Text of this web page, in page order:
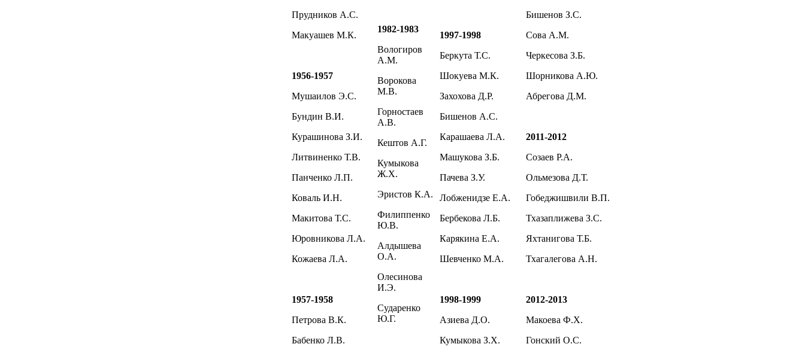
Прудников А.С.
Макуашев М.К.
1956-1957
Мушаилов Э.С.
Бундин В.И.
Курашинова З.И.
Литвиненко Т.В.
Панченко Л.П.
Коваль И.Н.
Макитова Т.С.
Юровникова Л.А.
Кожаева Л.А.
1957-1958
Петрова В.К.
Бабенко Л.В.
1982-1983
Вологиров
А.М.
Ворокова
М.В.
Горностаев
А.В.
Кештов А.Г.
Кумыкова
Ж.Х.
Эристов К.А.
Филиппенко
Ю.В.
Алдышева
О.А.
Олесинова
И.Э.
Сударенко
Ю.Г.
1997-1998
Беркута Т.С.
Шокуева М.К.
Захохова Д.Р.
Бишенов А.С.
Карашаева Л.А.
Машукова З.Б.
Пачева З.У.
Лобженидзе Е.А.
Бербекова Л.Б.
Карякина Е.А.
Шевченко М.А.
1998-1999
Азиева Д.О.
Кумыкова З.Х.
Бишенов З.С.
Сова А.М.
Черкесова З.Б.
Шорникова А.Ю.
Абрегова Д.М.
2011-2012
Созаев Р.А.
Ольмезова Д.Т.
Гобеджишвили В.П.
Тхазаплижева З.С.
Яхтанигова Т.Б.
Тхагалегова А.Н.
2012-2013
Макоева Ф.Х.
Гонский О.С.